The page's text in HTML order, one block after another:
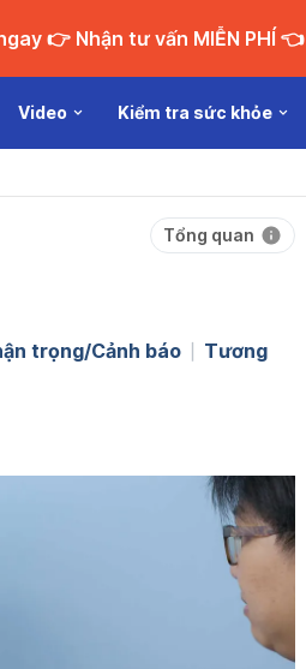
Chat với Bác sĩ ngay 👉 Nhận tư vấn MIỄN PHÍ 👈
Video Kiểm tra sức khỏe
Tổng quan
trọng/Cảnh báo
Tương